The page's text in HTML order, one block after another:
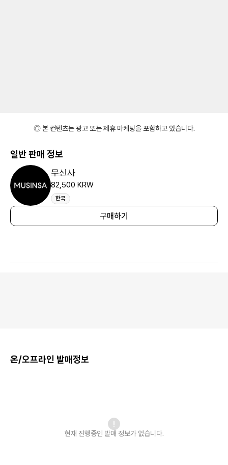
◎ 본 컨텐츠는 광고 또는 제휴 마케팅을 포함하고 있습니다.
일반 판매 정보
무신사
82,500 KRW
한국
구매하기
온/오프라인 발매정보
현재 진행중인 발매 정보가 없습니다.